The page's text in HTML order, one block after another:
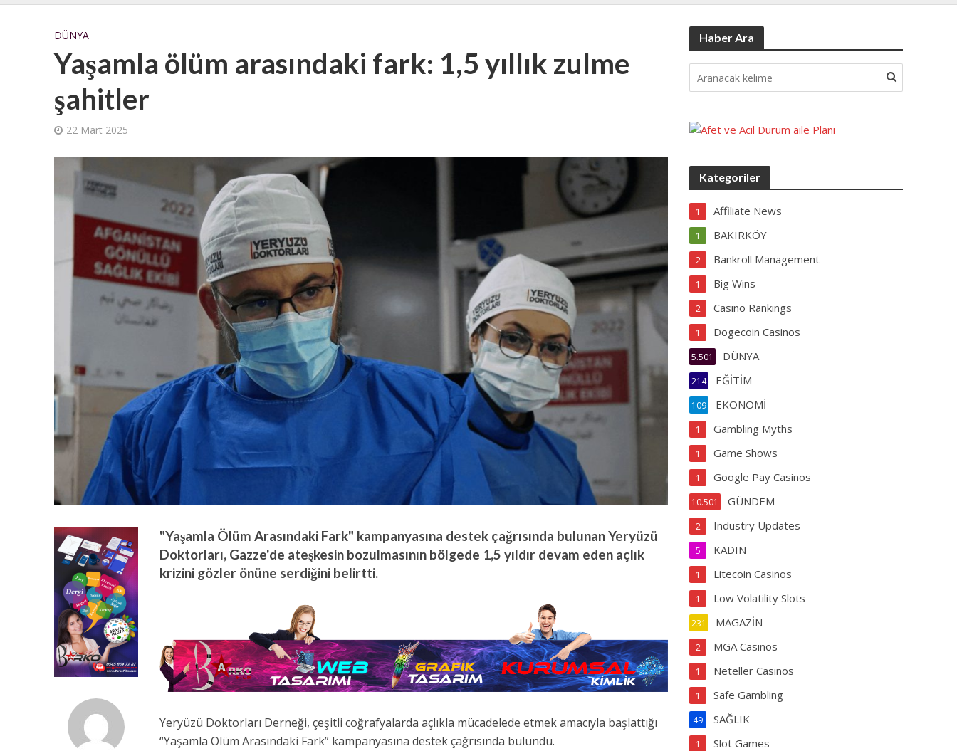
DÜNYA
Yaşamla ölüm arasındaki fark: 1,5 yıllık zulme
şahitler
22 Mart 2025
"Yaşamla Ölüm Arasındaki Fark" kampanyasına destek çağrısında bulunan Yeryüzü
Doktorları, Gazze'de ateşkesin bozulmasının bölgede 1,5 yıldır devam eden açlık
krizini gözler önüne serdiğini belirtti.
Yeryüzü Doktorları Derneği, çeşitli coğrafyalarda açlıkla mücadelede etmek amacıyla başlattığı
“Yaşamla Ölüm Arasındaki Fark” kampanyasına destek çağrısında bulundu.
Haber Ara
Kategoriler
Affiliate News
1
BAKIRKÖY
1
Bankroll Management
2
Big Wins
1
Casino Rankings
2
Dogecoin Casinos
1
DÜNYA
5.501
EĞİTİM
214
EKONOMİ
109
Gambling Myths
1
Game Shows
1
Google Pay Casinos
1
GÜNDEM
10.501
Industry Updates
2
KADIN
5
Litecoin Casinos
1
Low Volatility Slots
1
MAGAZİN
231
MGA Casinos
2
Neteller Casinos
1
Safe Gambling
1
SAĞLIK
49
Slot Games
1